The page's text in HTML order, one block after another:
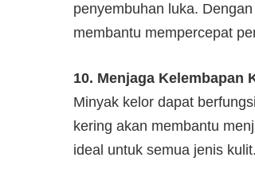
penyembuhan luka.
membantu mempercepat
10. Menjaga Kelembapan
Minyak kelor dapat
kering akan membantu
ideal untuk semua jenis kulit.